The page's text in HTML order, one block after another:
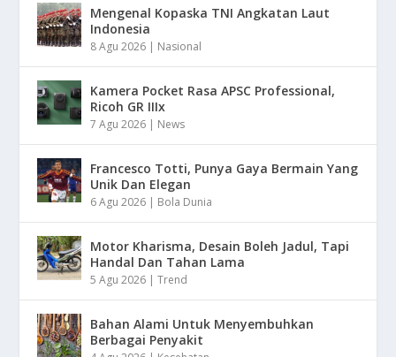
Mengenal Kopaska TNI Angkatan Laut
Indonesia
8 Agu 2026 | Nasional
Kamera Pocket Rasa APSC Professional,
Ricoh GR IIIx
7 Agu 2026 | News
Francesco Totti, Punya Gaya Bermain Yang
Unik Dan Elegan
6 Agu 2026 | Bola Dunia
Motor Kharisma, Desain Boleh Jadul, Tapi
Handal Dan Tahan Lama
5 Agu 2026 |Trend
Bahan Alami Untuk Menyembuhkan
Berbagai Penyakit